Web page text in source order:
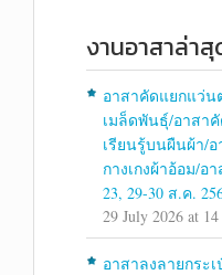
งานอาสาล่า
อาสาคัดแยกแว่น
เมล็ดพันธุ์/อาสา
เรียนรู้บนผืนผ้า/
กางเกงผ้าอ้อม/
23, 29-30 ส.ค.
29 July 2026 at
อาสาลงลายกระ